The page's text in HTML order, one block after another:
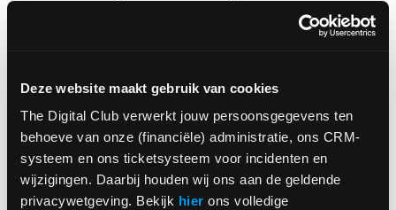
Deze website maakt gebruik van cookies
The Digital Club verwerkt jouw persoonsgegevens ten
behoeve van onze (financiële) administratie, ons CRM-
systeem en ons ticketsysteem voor incidenten en
wijzigingen. Daarbij houden wij ons aan de geldende
privacywetgeving. Bekijk hier ons volledige
Prettige en motiverende werkomgeving
Informele werksfeer
Ruimte voor persoonlijke ontwikkeling
Behulpzame collega's